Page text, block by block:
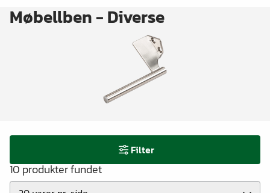
Møbellben - Diverse
Filter
10 produkter fundet